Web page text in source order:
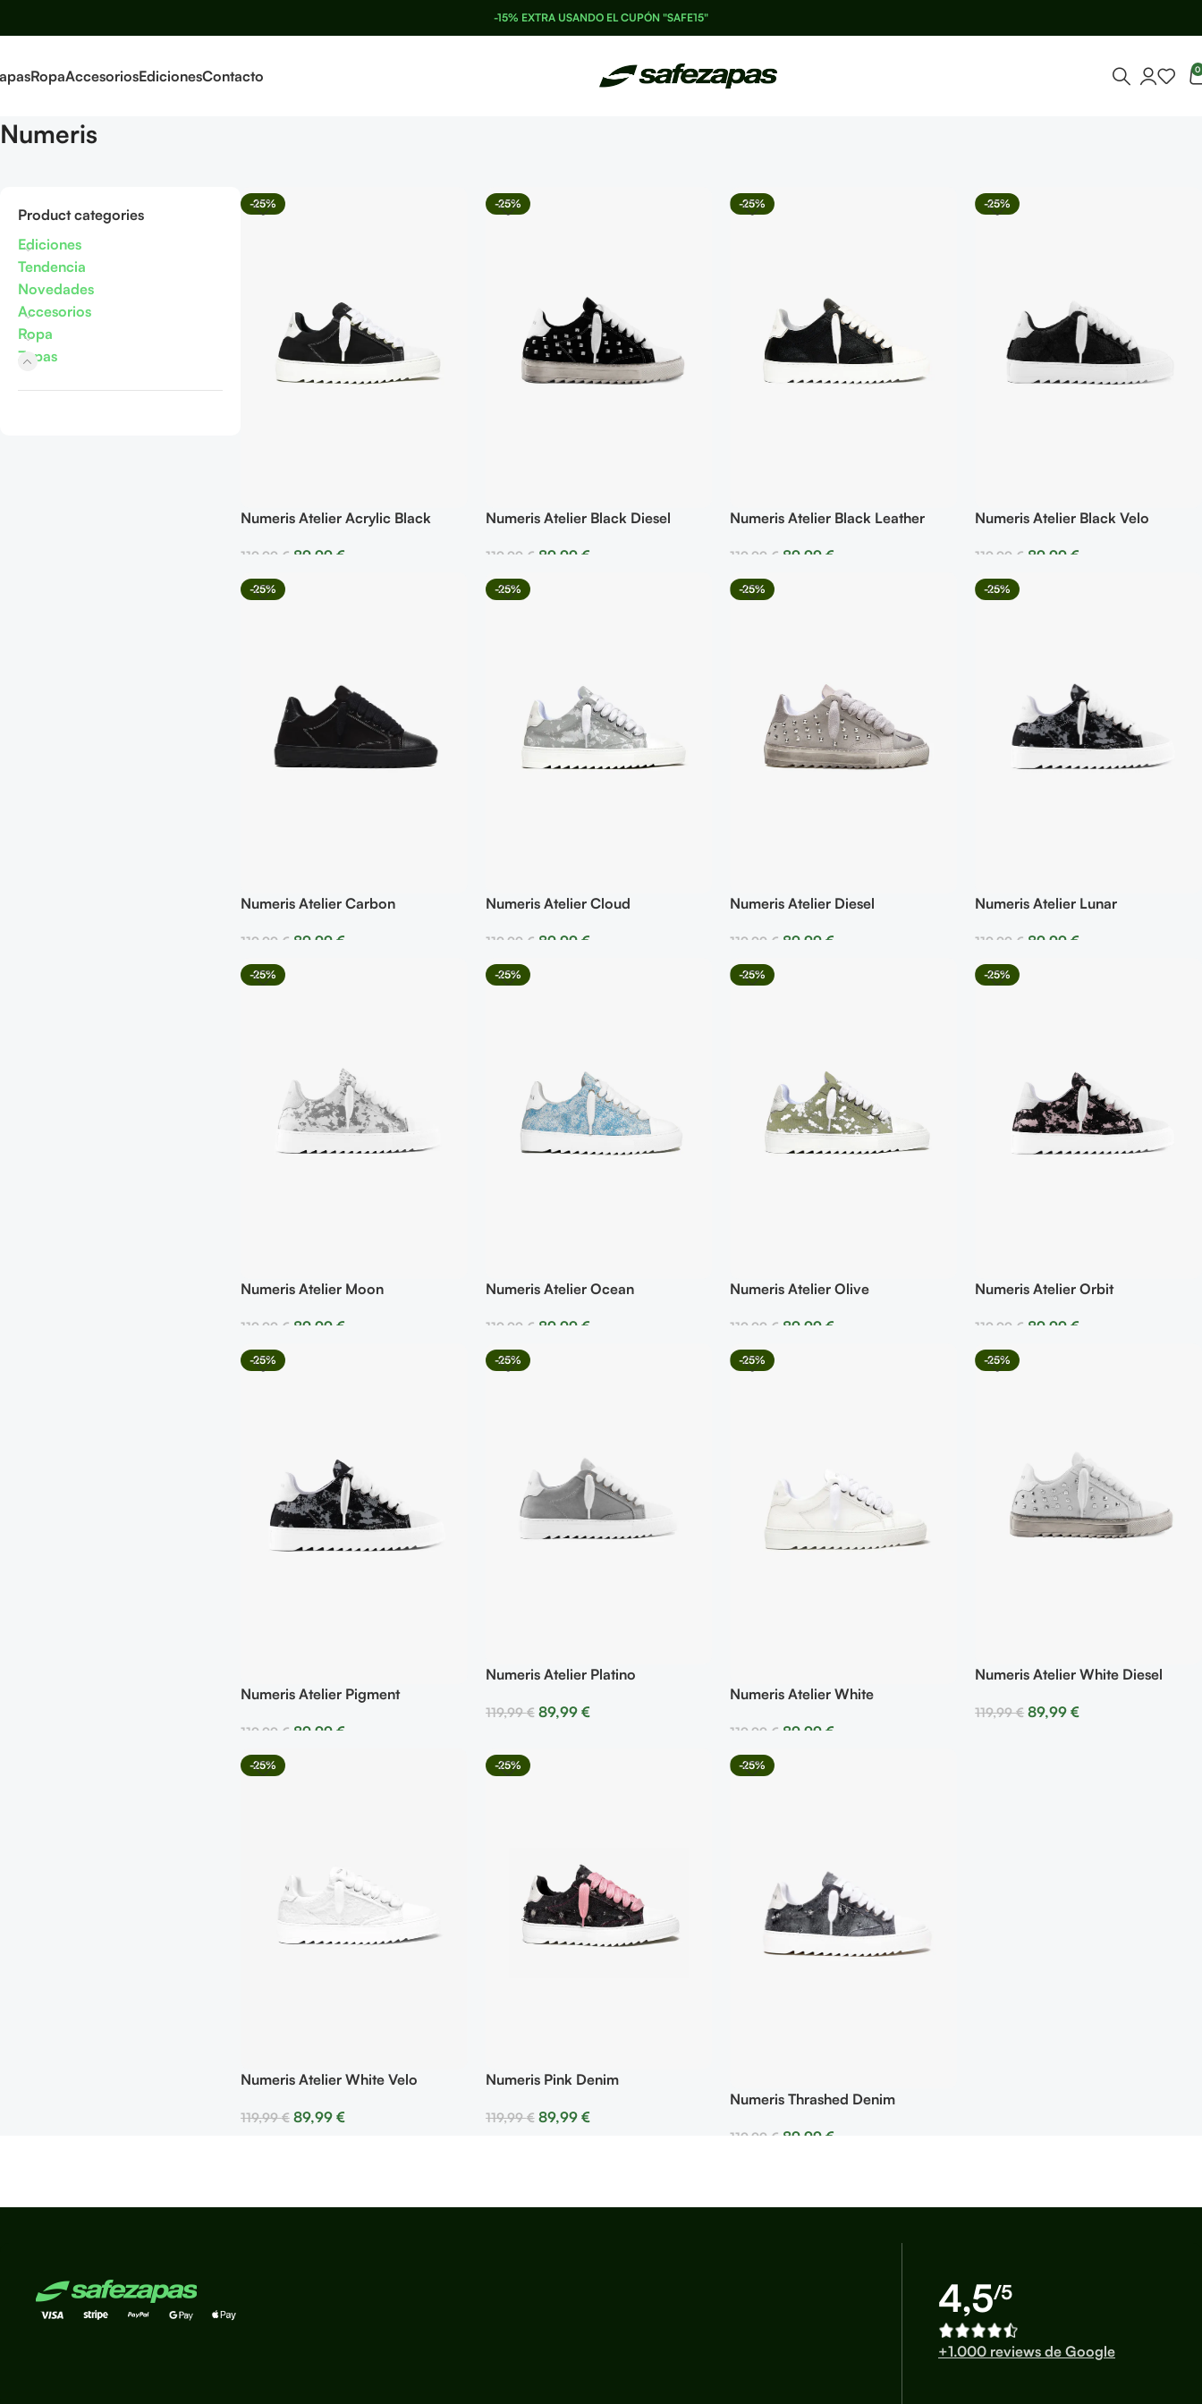
-15% EXTRA USANDO EL CUPÓN "SAFE15"
RopaAccesoriosEdicionesContacto 0
Numeris
Product categories
Ediciones
Tendencia
Novedades
Accesorios
Ropa
Zapas
-25%
Numeris Atelier Acrylic Black
119,99 € 89,99 €
Seleccionar Opciones
-25%
Numeris Atelier Black Diesel
119,99 € 89,99 €
Seleccionar Opciones
-25%
Numeris Atelier Black Leather
119,99 € 89,99€
Seleccionar Opciones
-25%
Numeris Atelier Black Velo
119,99 € 89,99€
Seleccionar Opciones
-25%
Numeris Atelier Carbon
119,99 € 89,99 €
Seleccionar Opciones
-25%
Numeris Atelier Cloud
119,99 € 89,99 €
Seleccionar Opciones
-25%
Numeris Atelier Diesel
119,99 € 89,99€
Seleccionar Opciones
-25%
Numeris Atelier Lunar
119,99 € 89,99€
Seleccionar Opciones
-25%
Numeris Atelier Moon
119,99 € 89,99 €
Seleccionar Opciones
-25%
Numeris Atelier Ocean
119,99 € 89,99 €
Seleccionar Opciones
-25%
Numeris Atelier Olive
119,99 € 89,99€
Seleccionar Opciones
-25%
Numeris Atelier Orbit
119,99 € 89,99€
Seleccionar Opciones
-25%
Numeris Atelier Pigment
119,99 € 89,99 €
Seleccionar Opciones
-25%
Numeris Atelier Platino
119,99€ 89,99 €
-25%
Numeris Atelier White
119,99 € 89,99€
Seleccionar Opciones
-25%
Numeris Atelier White Diesel
119,99€ 89,99€
-25%
Numeris Atelier White Velo
119,99€ 89,99 €
-25%
Numeris Pink Denim
119,99€ 89,99 €
-25%
Numeris Thrashed Denim
119,99 € 89,99€
4,5/5
+1.000 reviews de Google